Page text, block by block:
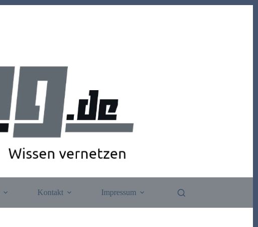
Kontakt Impressum